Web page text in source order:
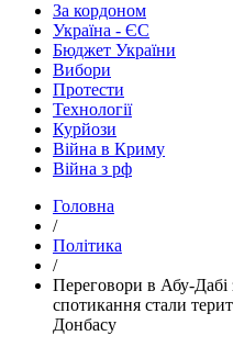
За кордоном
Україна - ЄС
Бюджет України
Вибори
Протести
Технології
Курйози
Війна в Криму
Війна з рф
Головна
/
Політика
/
​Переговори в Абу-
спотикання стали
Донбасу